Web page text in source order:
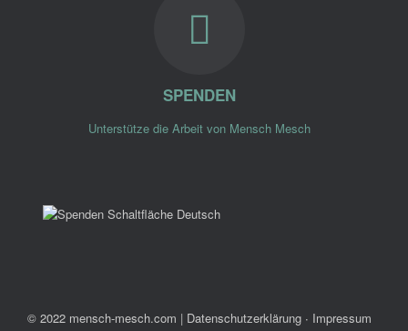
SPENDEN
Unterstütze die Arbeit von Mensch Mesch
© 2022 mensch-mesch.com | Datenschutzerklärung ∙ Impressum